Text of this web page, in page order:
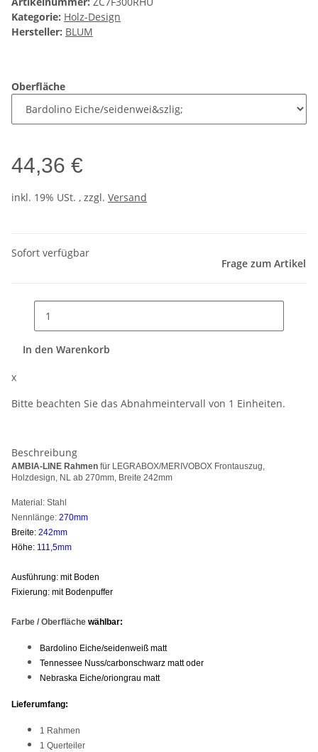
Kategorie: Holz-Design
Hersteller: BLUM
Oberfläche
44,36 €
inkl. 19% USt. , zzgl. Versand
Sofort verfügbar
Frage zum Artikel
In den Warenkorb
x
Bitte beachten Sie das Abnahmeintervall von 1 Einheiten.
Beschreibung
AMBIA-LINE Rahmen für LEGRABOX/MERIVOBOX Frontauszug,
Holzdesign, NL ab 270mm, Breite 242mm
Material: Stahl
Nennlänge: 270mm
Breite: 242mm
Höhe: 111,5mm
Ausführung: mit Boden
Fixierung: mit Bodenpuffer
Farbe / Oberfläche wählbar:
Bardolino Eiche/seidenweiß matt
Tennessee Nuss/carbonschwarz matt oder
Nebraska Eiche/oriongrau matt
Lieferumfang:
1 Rahmen
1 Querteiler